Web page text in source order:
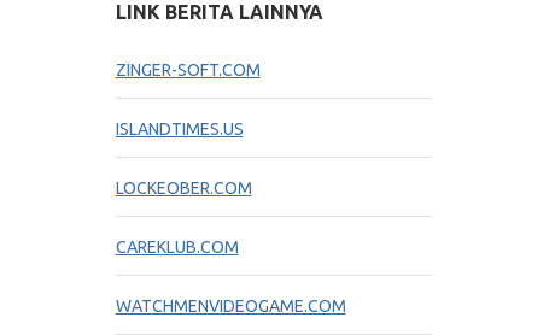
LINK BERITA LAINNYA
ZINGER-SOFT.COM
ISLANDTIMES.US
LOCKEOBER.COM
CAREKLUB.COM
WATCHMENVIDEOGAME.COM